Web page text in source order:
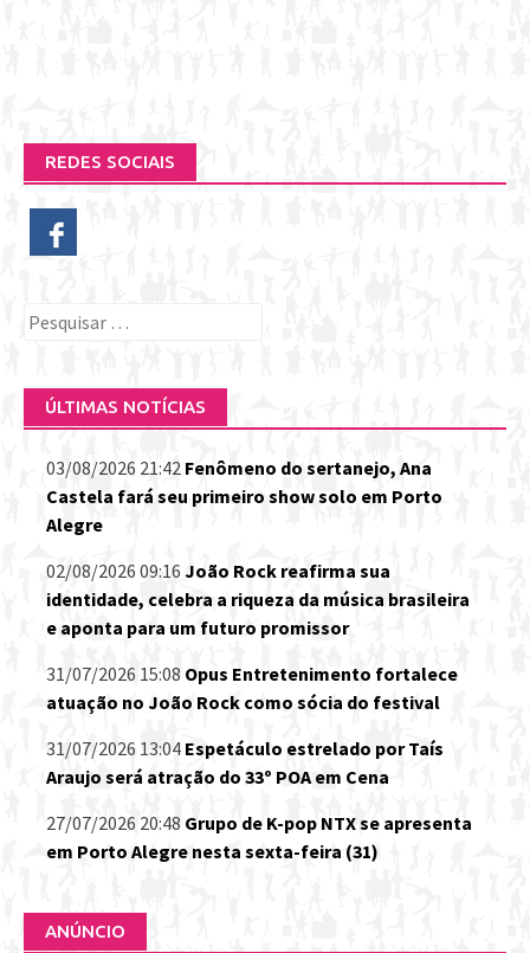
REDES SOCIAIS
Pesquisar
ÚLTIMAS NOTÍCIAS
03/08/2026 21:42 Fenômeno do sertanejo, Ana
Castela fará seu primeiro show solo em Porto
Alegre
02/08/2026 09:16 João Rock reafirma sua
identidade, celebra a riqueza da música brasileira
e aponta para um futuro promissor
31/07/2026 15:08 Opus Entretenimento fortalece
atuação no João Rock como sócia do festival
31/07/2026 13:04 Espetáculo estrelado por Taís
Araujo será atração do 33º POA em Cena
27/07/2026 20:48 Grupo de K-pop NTX se apresenta
em Porto Alegre nesta sexta-feira (31)
ANÚNCIO